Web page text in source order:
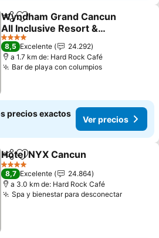
CompartirAgregar a favoritos
Wyndham Grand Cancun
All Inclusive Resort &
Villas
4 Estrellas
8,5 Excelente
24.292
a 1.7 km de: Hard Rock Café
Bar de playa con columpios
precios exactos
Ver precios
CompartirAgregar a favoritos
Hotel NYX Cancun
4 Estrellas
8,7 Excelente
24.864
a 3.0 km de: Hard Rock Café
Spa y bienestar para desconectar